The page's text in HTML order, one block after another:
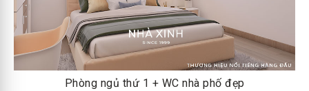
Phòng ngủ thứ 1 + WC nhà phố đẹp